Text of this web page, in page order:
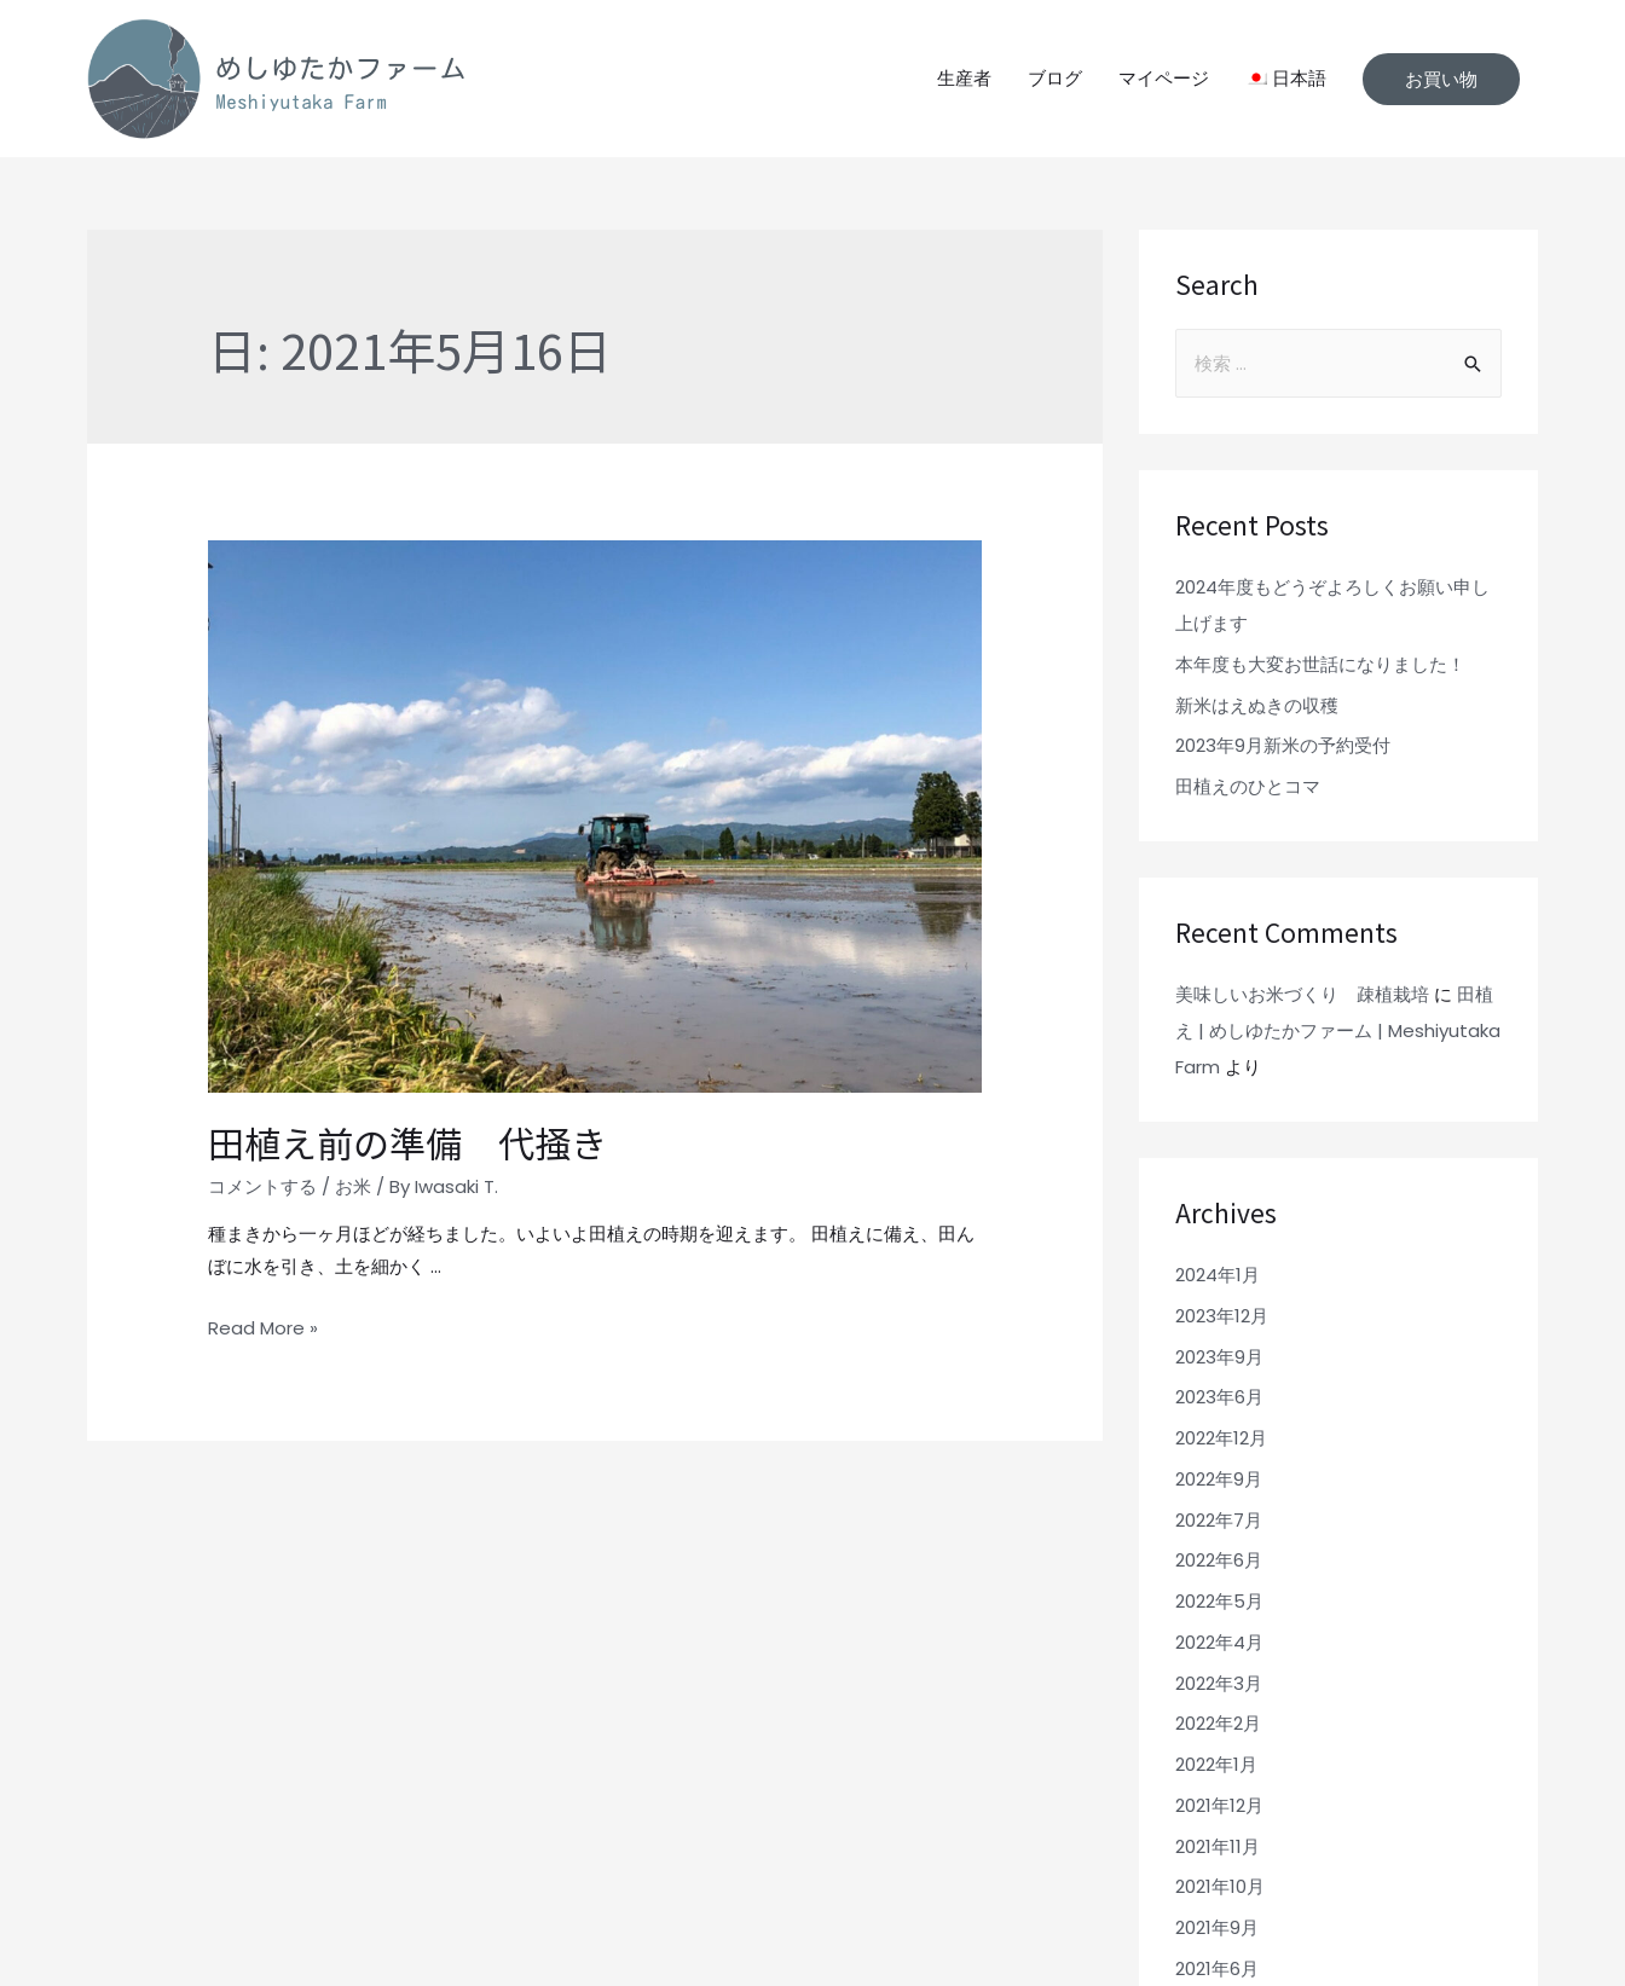
生産者 ブログ マイページ 日本語 お買い物
日: 2021年5月16日
田植え前の準備 代掻き
コメントする / お米 / ByIwasaki T.
種まきから一ヶ月ほどが経ちました。いよいよ田植えの時期を迎えます。 田植えに備え、田ん
ぼに水を引き、土を細かく …
Read More »
Search
Recent Posts
2024年度もどうぞよろしくお願い申し
上げます
本年度も大変お世話になりました！
新米はえぬきの収穫
2023年9月新米の予約受付
田植えのひとコマ
Recent Comments
美味しいお米づくり 疎植栽培 に 田植
え | めしゆたかファーム | Meshiyutaka
Farm より
Archives
2024年1月
2023年12月
2023年9月
2023年6月
2022年12月
2022年9月
2022年7月
2022年6月
2022年5月
2022年4月
2022年3月
2022年2月
2022年1月
2021年12月
2021年11月
2021年10月
2021年9月
2021年6月